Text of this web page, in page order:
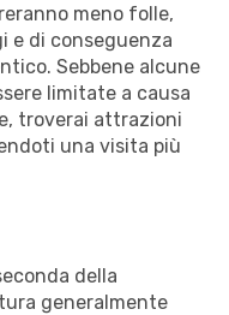
meno folle,
e di conseguenza
Sebbene alcune
limitate a causa
troverai attrazioni
una visita più
della
generalmente